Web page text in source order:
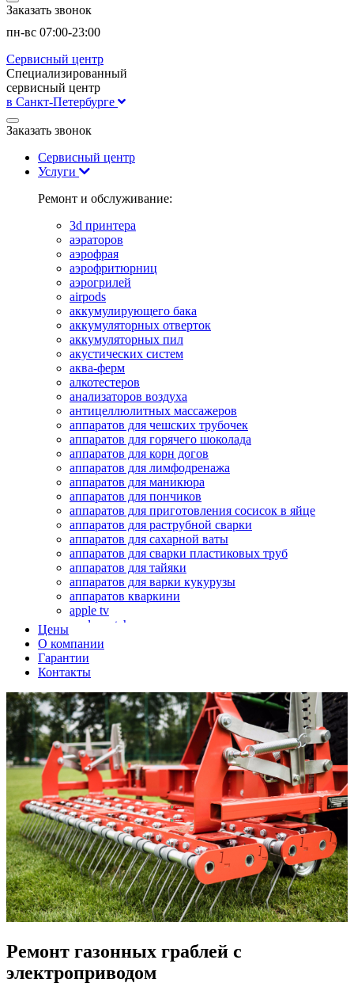
Заказать звонок
пн-вс 07:00-23:00
Сервисный центр
Специализированный
сервисный центр
в Санкт-Петербурге
Заказать звонок
Сервисный центр
Услуги
Ремонт и обслуживание:
3d принтера
аэраторов
аэрофрая
аэрофритюрниц
аэрогрилей
airpods
аккумулирующего бака
аккумуляторных отверток
аккумуляторных пил
акустических систем
аква-ферм
алкотестеров
анализаторов воздуха
антицеллюлитных массажеров
аппаратов для чешских трубочек
аппаратов для горячего шоколада
аппаратов для корн догов
аппаратов для лимфодренажа
аппаратов для маникюра
аппаратов для пончиков
аппаратов для приготовления сосисок в яйце
аппаратов для раструбной сварки
аппаратов для сахарной ваты
аппаратов для сварки пластиковых труб
аппаратов для тайяки
аппаратов для варки кукурузы
аппаратов кваркини
apple tv
apple watch
аромадиффузоров
аромастанций
ароматизаторов воздуха
аудиоплееров
аудиопроцессоров
аудиосистем
аудиоусилителей
авто акустики, автомобильной акустики
авто мониторов
автохолодильников
автокондиционера
автоматики для генераторов
автоматики управления
автоматики вентустановок
автомобильных телевизоров
автомоек
автотрансформаторов
багги
бактерицидной лампы
беговых дорожек
бензобуров
бензоножниц
бензорезов
Цены
О компании
Гарантии
Контакты
Ремонт газонных граблей с
электроприводом